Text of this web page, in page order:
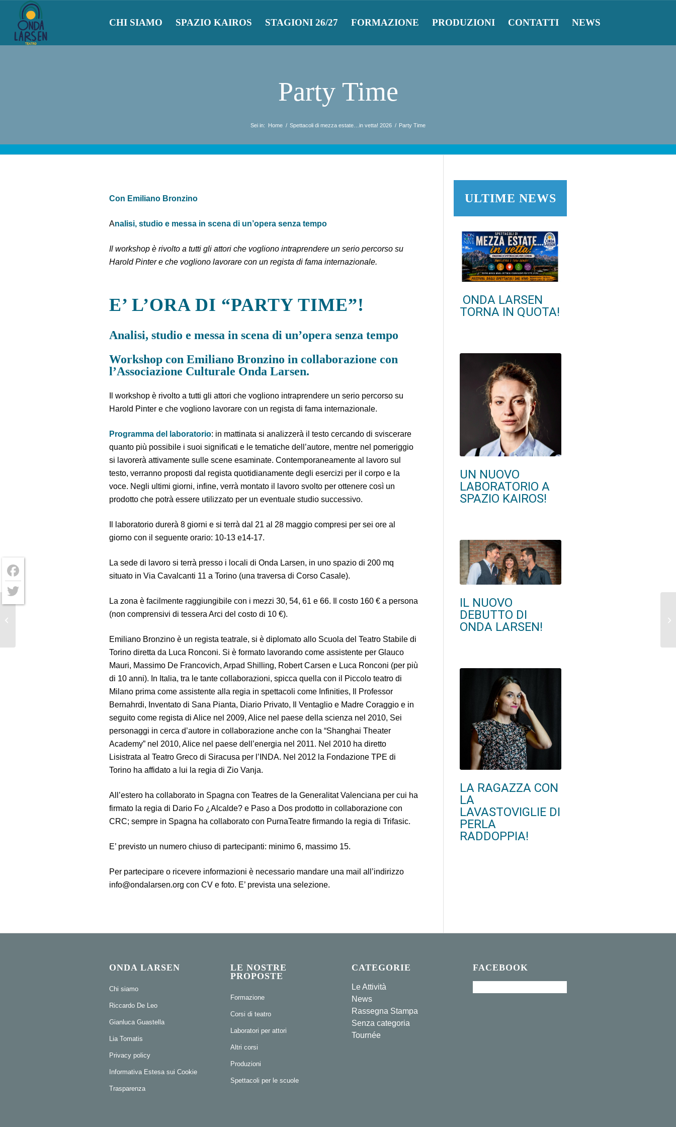
CHI SIAMO SPAZIO KAIROS STAGIONI 26/27 FORMAZIONE PRODUZIONI CONTATTI NEWS
Party Time
Sei in: Home / Spettacoli di mezza estate…in vetta! 2026 / Party Time
Con Emiliano Bronzino
Analisi, studio e messa in scena di un’opera senza tempo
Il workshop è rivolto a tutti gli attori che vogliono intraprendere un serio percorso su
Harold Pinter e che vogliono lavorare con un regista di fama internazionale.
E’ L’ORA DI “PARTY TIME”!
Analisi, studio e messa in scena di un’opera senza tempo
Workshop con Emiliano Bronzino in collaborazione con
l’Associazione Culturale Onda Larsen.
Il workshop è rivolto a tutti gli attori che vogliono intraprendere un serio percorso su
Harold Pinter e che vogliono lavorare con un regista di fama internazionale.
Programma del laboratorio: in mattinata si analizzerà il testo cercando di sviscerare
quanto più possibile i suoi significati e le tematiche dell’autore, mentre nel pomeriggio
si lavorerà attivamente sulle scene esaminate. Contemporaneamente al lavoro sul
testo, verranno proposti dal regista quotidianamente degli esercizi per il corpo e la
voce. Negli ultimi giorni, infine, verrà montato il lavoro svolto per ottenere così un
prodotto che potrà essere utilizzato per un eventuale studio successivo.
Il laboratorio durerà 8 giorni e si terrà dal 21 al 28 maggio compresi per sei ore al
giorno con il seguente orario: 10-13 e14-17.
La sede di lavoro si terrà presso i locali di Onda Larsen, in uno spazio di 200 mq
situato in Via Cavalcanti 11 a Torino (una traversa di Corso Casale).
La zona è facilmente raggiungibile con i mezzi 30, 54, 61 e 66. Il costo 160 € a persona
(non comprensivi di tessera Arci del costo di 10 €).
Emiliano Bronzino è un regista teatrale, si è diplomato allo Scuola del Teatro Stabile di
Torino diretta da Luca Ronconi. Si è formato lavorando come assistente per Glauco
Mauri, Massimo De Francovich, Arpad Shilling, Robert Carsen e Luca Ronconi (per più
di 10 anni). In Italia, tra le tante collaborazioni, spicca quella con il Piccolo teatro di
Milano prima come assistente alla regia in spettacoli come Infinities, Il Professor
Bernahrdi, Inventato di Sana Pianta, Diario Privato, Il Ventaglio e Madre Coraggio e in
seguito come regista di Alice nel 2009, Alice nel paese della scienza nel 2010, Sei
personaggi in cerca d’autore in collaborazione anche con la “Shanghai Theater
Academy” nel 2010, Alice nel paese dell’energia nel 2011. Nel 2010 ha diretto
Lisistrata al Teatro Greco di Siracusa per l’INDA. Nel 2012 la Fondazione TPE di
Torino ha affidato a lui la regia di Zio Vanja.
All’estero ha collaborato in Spagna con Teatres de la Generalitat Valenciana per cui ha
firmato la regia di Dario Fo ¿Alcalde? e Paso a Dos prodotto in collaborazione con
CRC; sempre in Spagna ha collaborato con PurnaTeatre firmando la regia di Trifasic.
E’ previsto un numero chiuso di partecipanti: minimo 6, massimo 15.
Per partecipare o ricevere informazioni è necessario mandare una mail all’indirizzo
info@ondalarsen.org con CV e foto. E’ prevista una selezione.
ULTIME NEWS
ONDA LARSEN
TORNA IN QUOTA!
UN NUOVO
LABORATORIO A
SPAZIO KAIROS!
IL NUOVO
DEBUTTO DI
ONDA LARSEN!
LA RAGAZZA CON
LA
LAVASTOVIGLIE DI
PERLA
RADDOPPIA!
ONDA LARSEN
Chi siamo
Riccardo De Leo
Gianluca Guastella
Lia Tomatis
Privacy policy
Informativa Estesa sui Cookie
Trasparenza
LE NOSTRE
PROPOSTE
Formazione
Corsi di teatro
Laboratori per attori
Altri corsi
Produzioni
Spettacoli per le scuole
CATEGORIE
Le Attività
News
Rassegna Stampa
Senza categoria
Tournée
FACEBOOK
Facebook
Twitter